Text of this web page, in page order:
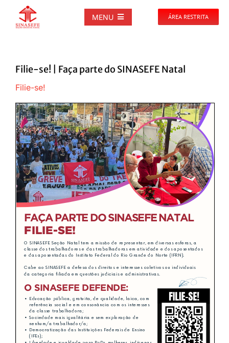
MENU
NOTÍCIAS
PUBLICAÇÕES
DOCUMENTOS
GALERIAS
EVENTOS
JURÍDICO
CLUBE
CONTATO
ÁREA RESTRITA
Filie-se! | Faça parte do SINASEFE Natal
Filie-se!